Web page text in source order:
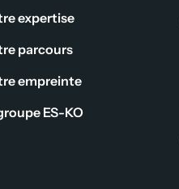
expertise
parcours
empreinte
ES-KO